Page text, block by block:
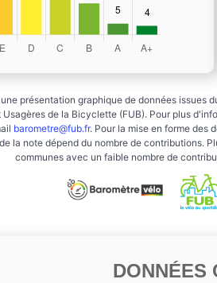
présentation graphique de données
de la Bicyclette (FUB). Pour plus
barometre@fub.fr. Pour la mise en forme des
la note dépend du nombre de contributions.
communes avec un faible nombre de
DONNÉES